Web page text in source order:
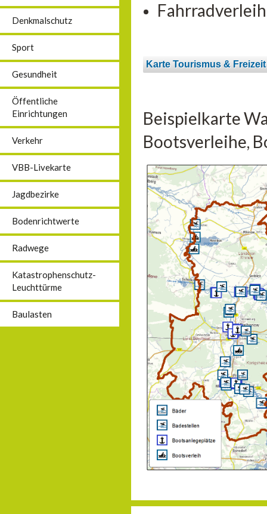
Denkmalschutz
Sport
Gesundheit
Öffentliche
Einrichtungen
Verkehr
VBB-Livekarte
Jagdbezirke
Bodenrichtwerte
Radwege
Katastrophenschutz-
Leuchttürme
Baulasten
Karte Tourismus & Freizeit
Beispielkarte
Bootsverleihe,